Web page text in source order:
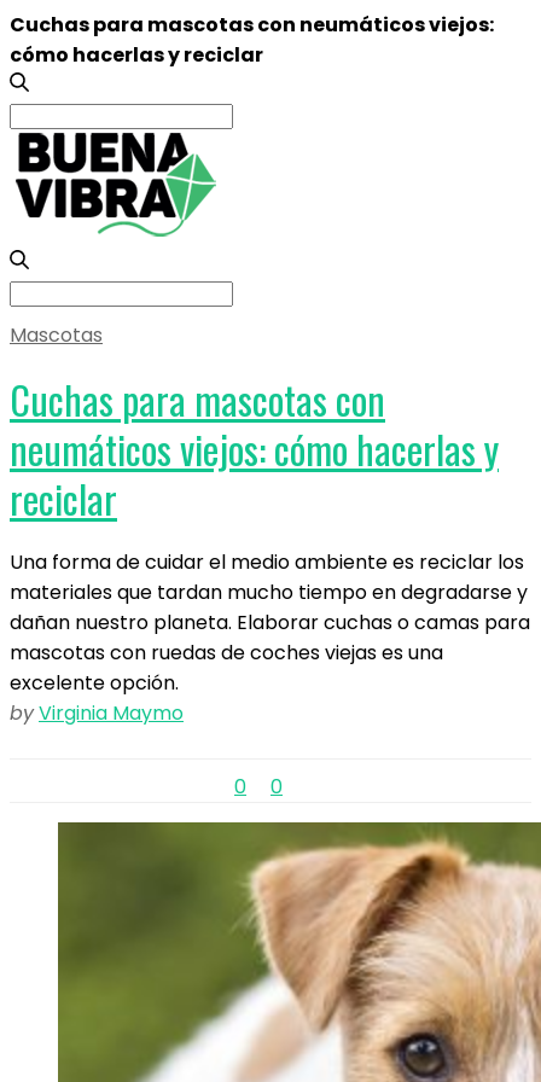
Cuchas para mascotas con neumáticos viejos:
cómo hacerlas y reciclar
Search
for:
Search
Mascotas
Cuchas para mascotas con
neumáticos viejos: cómo hacerlas y
reciclar
Una forma de cuidar el medio ambiente es reciclar los
materiales que tardan mucho tiempo en degradarse y
dañan nuestro planeta. Elaborar cuchas o camas para
mascotas con ruedas de coches viejas es una
excelente opción.
byVirginia Maymo
0 0